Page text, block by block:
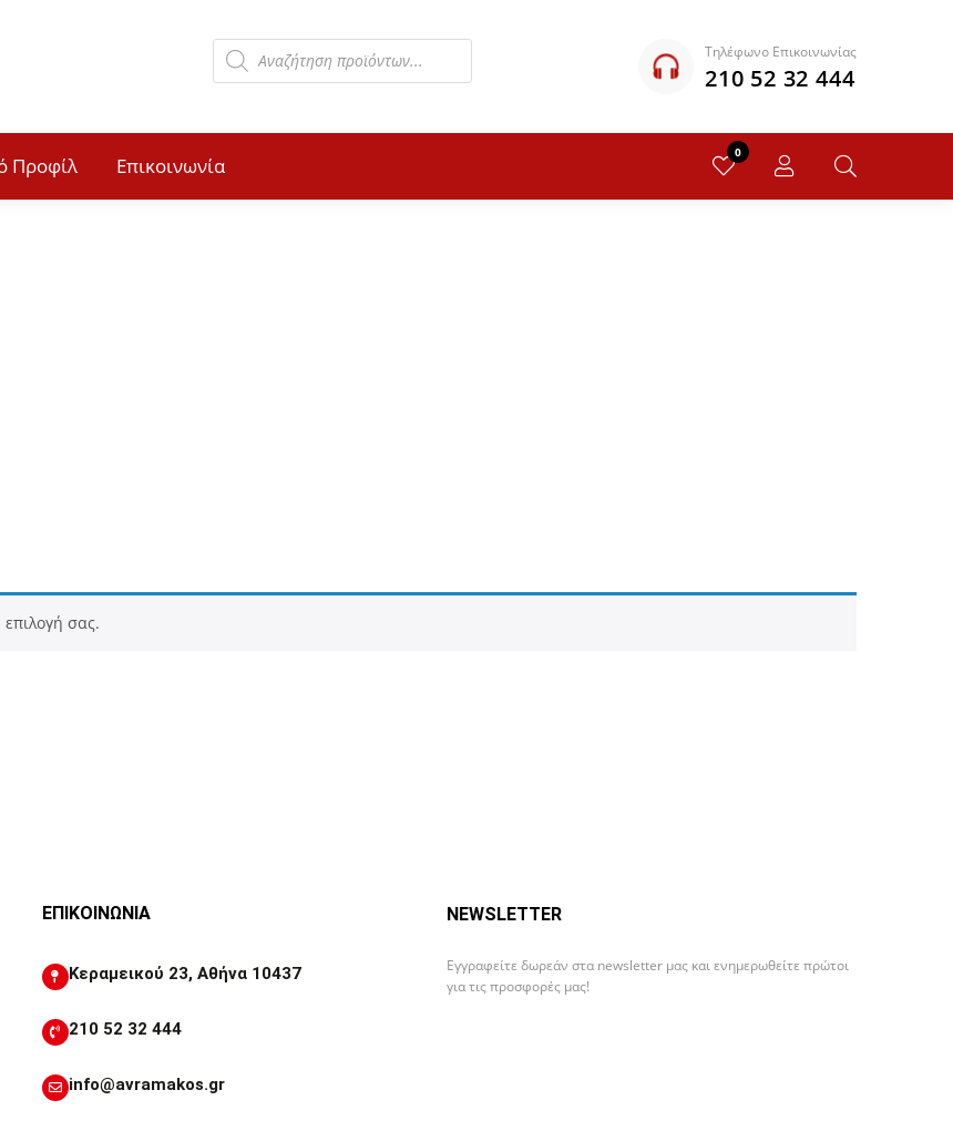
Τηλέφωνο Επικοινωνίας
210 52 32 444
Προφίλ Επικοινωνία
0
σας.
ΕΠΙΚΟΙΝΩΝΙΑ
Κεραμεικού 23, Αθήνα 10437
210 52 32 444
info@avramakos.gr
NEWSLETTER
Εγγραφείτε δωρεάν στα newsletter μας και ενημερωθείτε πρώτοι
για τις προσφορές μας!